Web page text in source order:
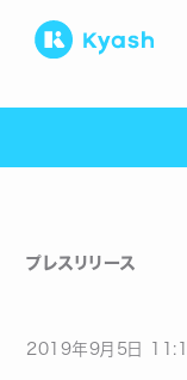
プレスリリース
2019年9月 5日